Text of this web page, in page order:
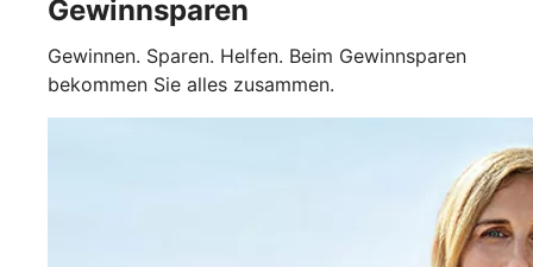
Gewinnsparen
Gewinnen. Sparen. Helfen. Beim Gewinnsparen
bekommen Sie alles zusammen.